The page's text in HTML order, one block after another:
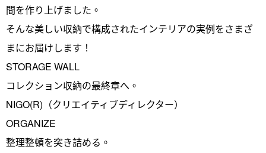
間を作り上げました。
そんな美しい収納で構成されたインテリアの実例をさまざ
まにお屆けします！
STORAGE WALL
コレクション収納の最終章へ。
NIGO(R)（クリエイティブディレクター）
ORGANIZE
整理整頓を突き詰める。